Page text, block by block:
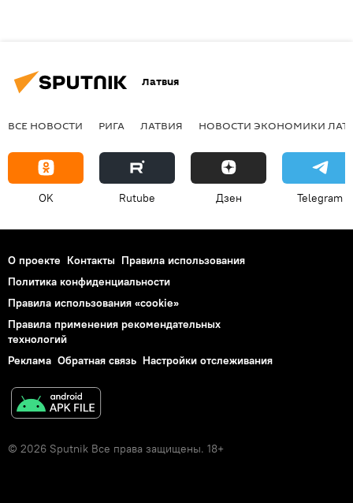
Латвия
ВСЕ НОВОСТИ РИГА ЛАТВИЯ НОВОСТИ ЭКОНОМИКИ
OK Rutube Дзен Telegram
О проекте Контакты Правила использования
Политика конфиденциальности
Правила использования «cookie»
Правила применения рекомендательных
технологий
Реклама Обратная связь Настройки отслеживания
© 2026 Sputnik Все права защищены. 18+